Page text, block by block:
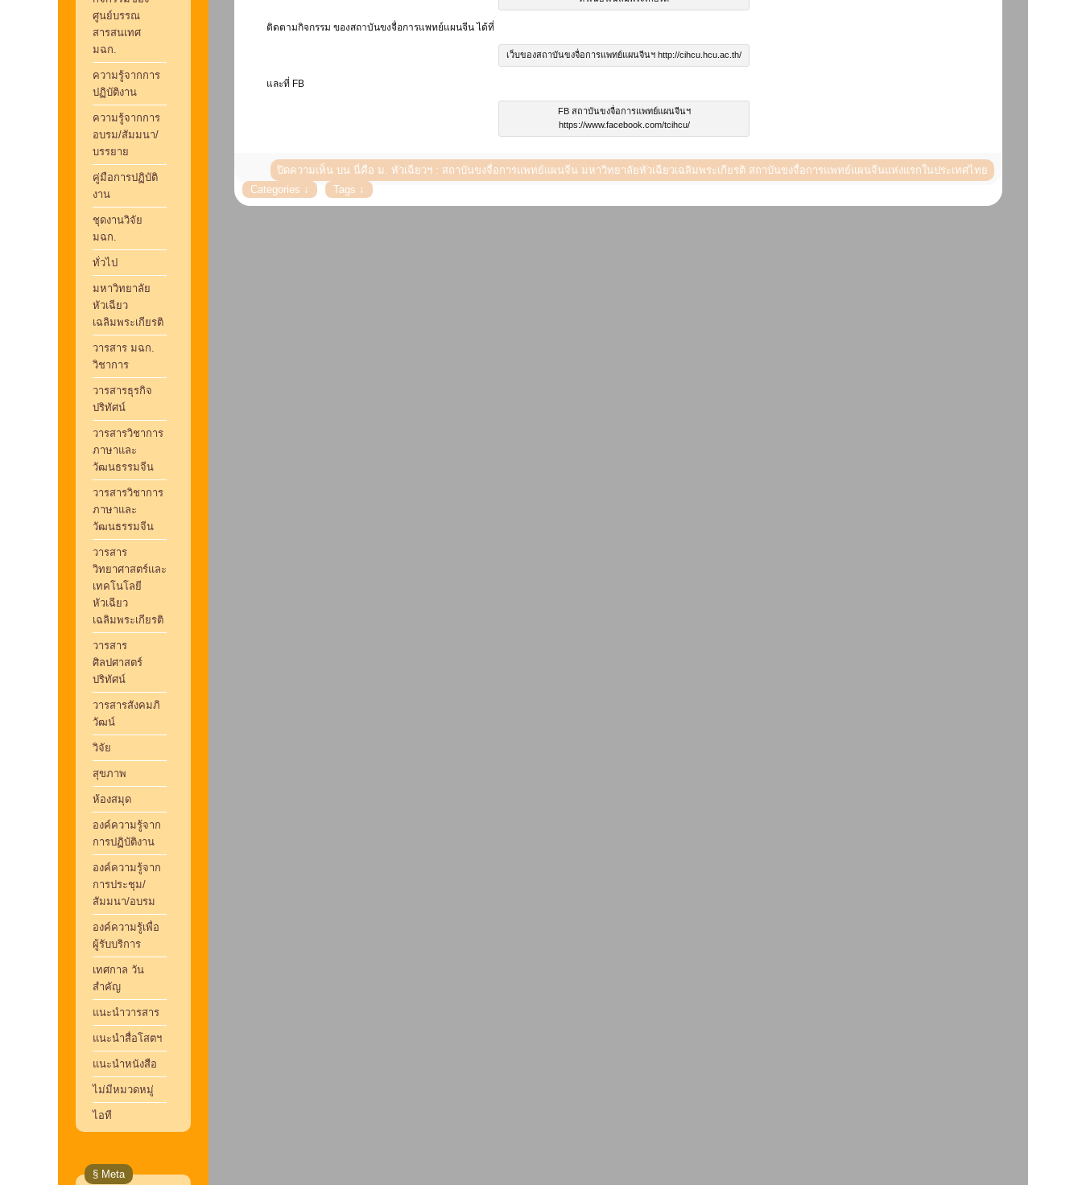
ศูนย์บรรณ
สารสนเทศ
มฉก.
ความรู้จากการ
ปฏิบัติงาน
ความรู้จากการ
อบรม/สัมมนา/
บรรยาย
คู่มือการปฏิบัติ
งาน
ชุดงานวิจัย
มฉก.
ทั่วไป
มหาวิทยาลัย
หัวเฉียว
เฉลิมพระเกียรติ
วารสาร มฉก.
วิชาการ
วารสารธุรกิจ
ปริทัศน์
วารสารวิชาการ
ภาษาและ
วัฒนธรรมจีน
วารสารวิชาการ
ภาษาและ
วัฒนธรรมจีน
วารสาร
วิทยาศาสตร์และ
เทคโนโลยี
หัวเฉียว
เฉลิมพระเกียรติ
วารสาร
ศิลปศาสตร์
ปริทัศน์
วารสารสังคมภิ
วัฒน์
วิจัย
สุขภาพ
ห้องสมุด
องค์ความรู้จาก
การปฏิบัติงาน
องค์ความรู้จาก
การประชุม/
สัมมนา/อบรม
องค์ความรู้เพื่อ
ผู้รับบริการ
เทศกาล วัน
สำคัญ
แนะนำวารสาร
แนะนำสื่อโสตฯ
แนะนำหนังสือ
ไม่มีหมวดหมู่
ไอที
§ Meta
ติดตามกิจกรรม ของสถาบันขงจื่อการแพทย์แผนจีน ได้ที่
เว็บของสถาบันขงจื่อการแพทย์แผนจีนฯ http://cihcu.hcu.ac.th/
และที่ FB
FB สถาบันขงจื่อการแพทย์แผนจีนฯ
https://www.facebook.com/tcihcu/
ปิดความเห็น บน นี่คือ ม. หัวเฉียวฯ : สถาบันขงจื่อการแพทย์แผนจีน มหาวิทยาลัยหัวเฉียวเฉลิมพระเกียรติ สถาบันขงจื่อการแพทย์แผนจีนแห่งแรกในประเทศไทย